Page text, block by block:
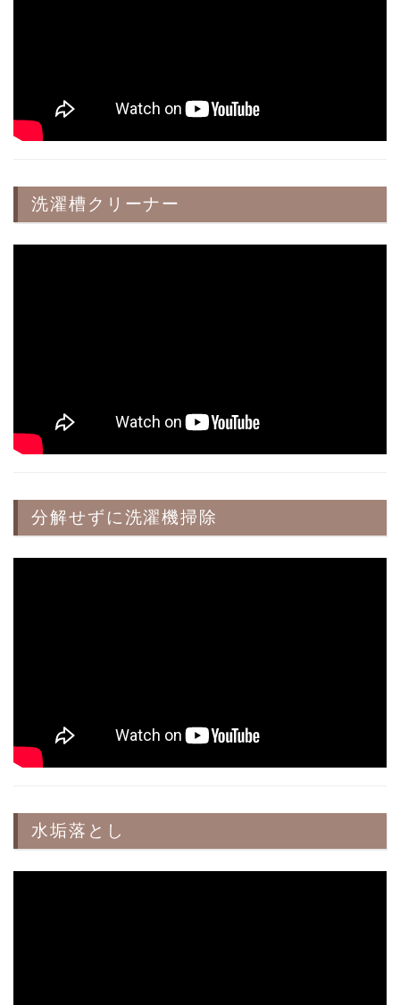
洗濯槽クリーナー
分解せずに洗濯機掃除
水垢落とし